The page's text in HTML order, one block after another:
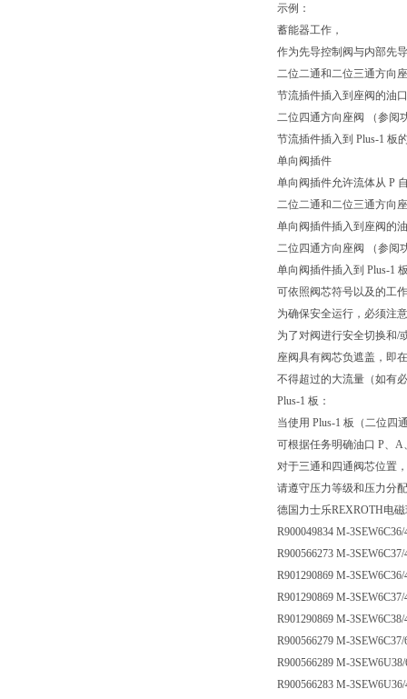
示例：
蓄能器工作，
作为先导控制阀与内部先
二位二通和二位三通方向
节流插件插入到座阀的油
二位四通方向座阀 （参阅
节流插件插入到 Plus-1 板
单向阀插件
单向阀插件允许流体从 P
二位二通和二位三通方向
单向阀插件插入到座阀的
二位四通方向座阀 （参阅
单向阀插件插入到 Plus-1
可依照阀芯符号以及的工
为确保安全运行，必须注
为了对阀进行安全切换和/
座阀具有阀芯负遮盖，即
不得超过的大流量（如有
Plus-1 板：
当使用 Plus-1 板（二位四
可根据任务明确油口 P、
对于三通和四通阀芯位置
请遵守压力等级和压力分
德国力士乐REXROTH电
R900049834 M-
R900566273 M-
R901290869 M-
R901290869 M-
R901290869 M-
R900566279 M-
R900566289 M-
R900566283 M-